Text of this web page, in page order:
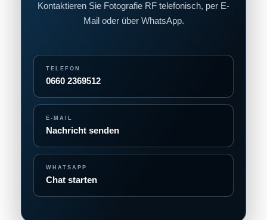
Kontaktieren Sie Fotografie RF telefonisch, per E-
Mail oder über WhatsApp.
TELEFON
0660 2369512
E-MAIL
Nachricht senden
WHATSAPP
Chat starten